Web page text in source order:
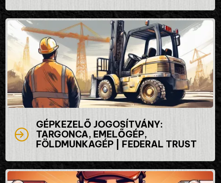
GÉPKEZELŐ JOGOSÍTVÁNY:
TARGONCA, EMELŐGÉP,
FÖLDMUNKAGÉP | FEDERAL TRUST